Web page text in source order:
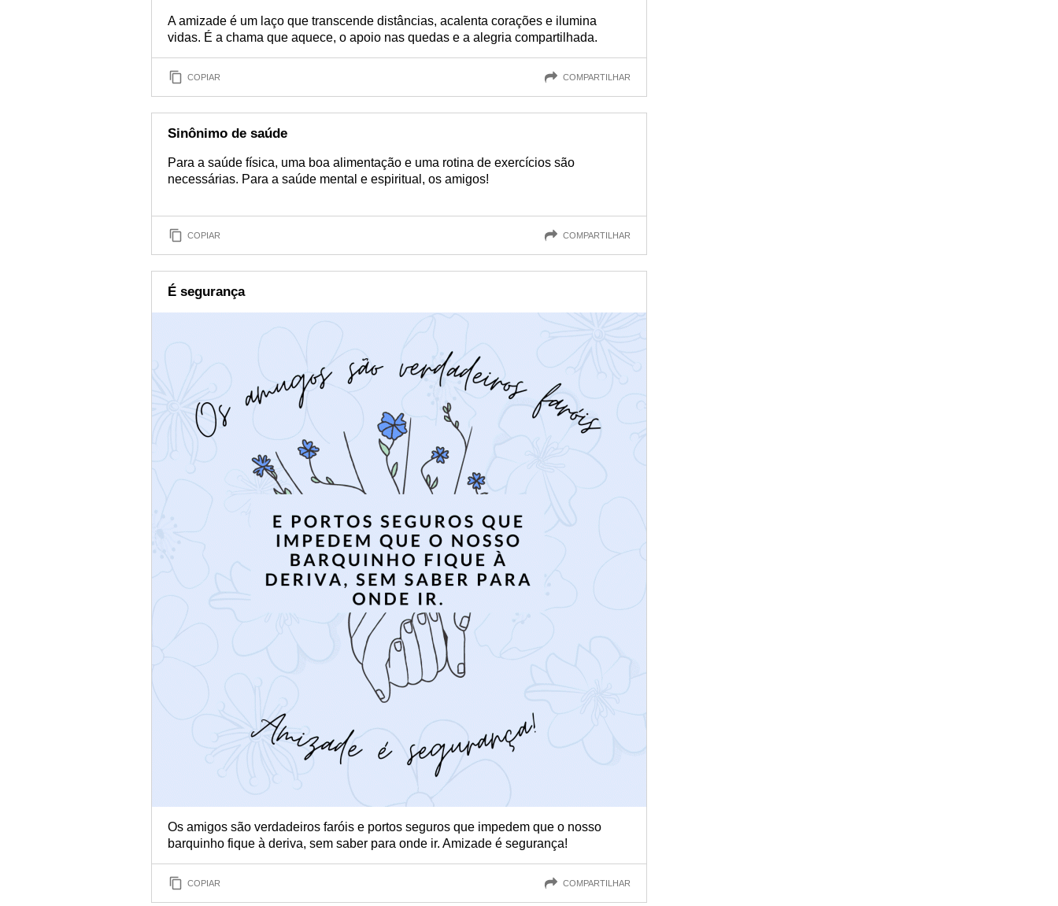
A amizade é um laço que transcende distâncias, acalenta corações e ilumina
vidas. É a chama que aquece, o apoio nas quedas e a alegria compartilhada.
COPIAR COMPARTILHAR
Sinônimo de saúde
Para a saúde física, uma boa alimentação e uma rotina de exercícios são
necessárias. Para a saúde mental e espiritual, os amigos!
COPIAR COMPARTILHAR
É segurança
Os amigos são verdadeiros faróis e portos seguros que impedem que o nosso
barquinho fique à deriva, sem saber para onde ir. Amizade é segurança!
COPIAR COMPARTILHAR